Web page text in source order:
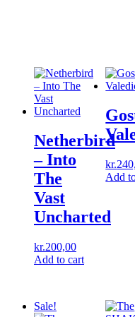
Netherbird
‎– Into
The
Vast
Uncharted
kr.200,00
Add to cart
kr.
Add
Sale!